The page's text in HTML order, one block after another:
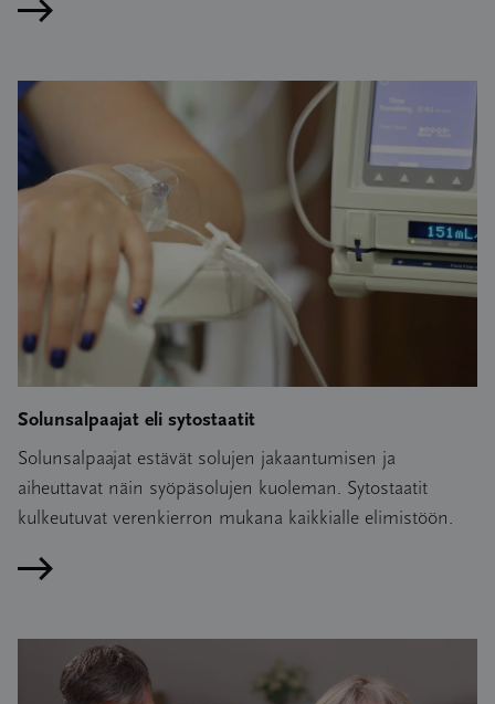
Lue artikkeli
Solunsalpaajat eli sytostaatit
Solunsalpaajat estävät solujen jakaantumisen ja
aiheuttavat näin syöpäsolujen kuoleman. Sytostaatit
kulkeutuvat verenkierron mukana kaikkialle elimistöön.
Lue artikkeli